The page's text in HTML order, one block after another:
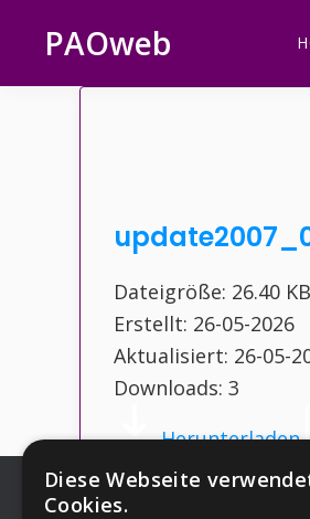
Hauptnavigation
springen
Inhalt
springen
Seitenspalte
springen
Fußzeile
springen
PAOweb
Dateigröße: 26.40 KB
Erstellt: 26-05-2026
Aktualisiert: 26-05-
Downloads: 3
Herunterladen
Diese Webseite
Cookies.